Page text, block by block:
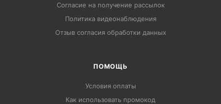
Согласие на получение рассылок
Политика видеонаблюдения
Отзыв согласия обработки данных
ПОМОЩЬ
Условия оплаты
Как использовать промокод